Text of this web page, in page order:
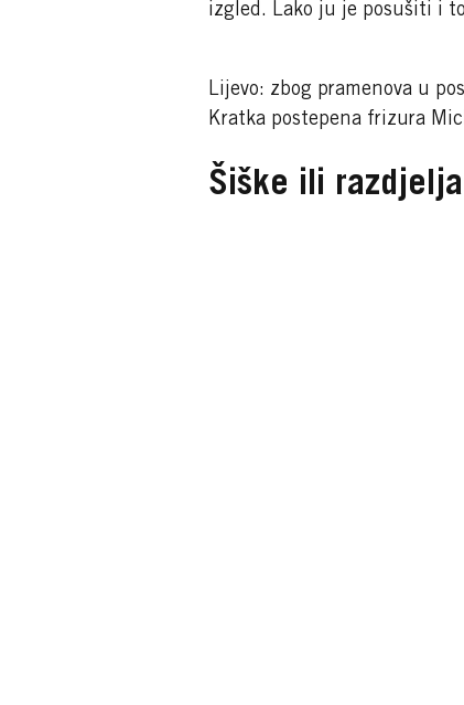
izgled. Lako ju je posušiti i
Lijevo: zbog pramenova u
Kratka postepena frizura
Šiške ili